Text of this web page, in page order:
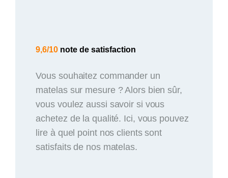
9,6/10 note de satisfaction
Vous souhaitez commander un
matelas sur mesure ? Alors bien sûr,
vous voulez aussi savoir si vous
achetez de la qualité. Ici, vous pouvez
lire à quel point nos clients sont
satisfaits de nos matelas.